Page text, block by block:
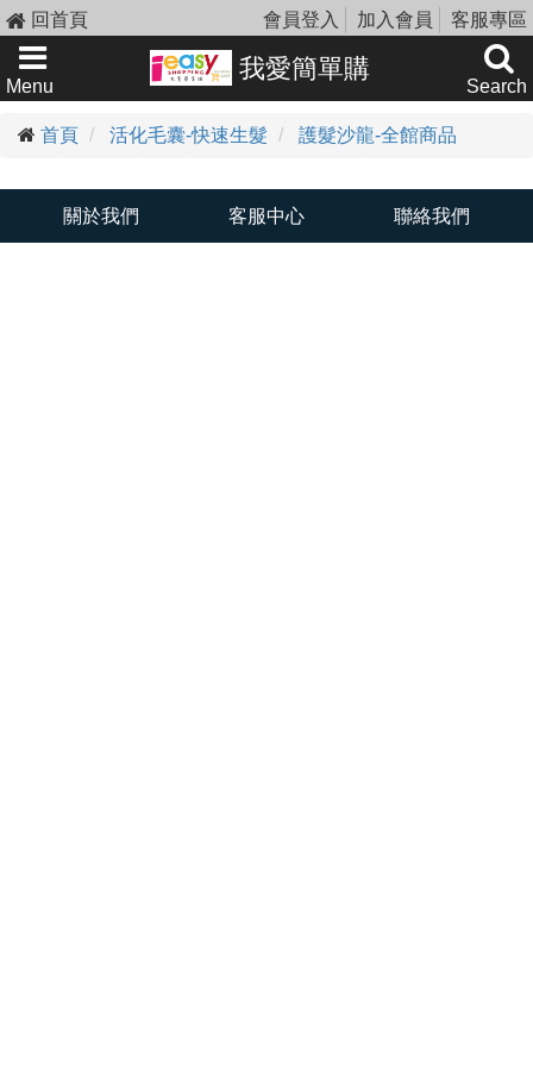
回首頁 會員登入 加入會員 客服專區
Menu
我愛簡單購
Search
首頁 活化毛囊-快速生髮 護髮沙龍-全館商品
關於我們 客服中心 聯絡我們